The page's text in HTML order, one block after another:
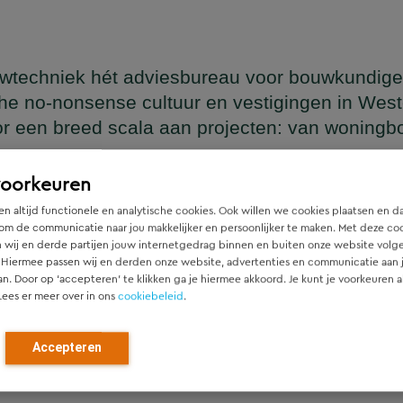
altijd functionele en analytische cookies. Ook willen we cookies plaatsen en
de communicatie naar jou makkelijker en persoonlijker te maken. Met deze
wij en derde partijen jouw internetgedrag binnen en buiten onze website
passen wij en derden onze website, advertenties en communicatie aan
Door op ‘accepteren’ te klikken ga je hiermee akkoord. Je kunt je voorkeuren
er meer over in onscookiebeleid.
Accepteren
hét adviesbureau voor bouwkundige
no-nonsense cultuur en vestigingen in
een breed scala aan projecten: van
die naadloos aansluit op het architectonische ontwerp,
en denken vanaf het eerste moment actief mee met alle
als constructeur zo vroeg mogelijk in de ontwerpfase
constructies — voor zowel nieuwbouw als